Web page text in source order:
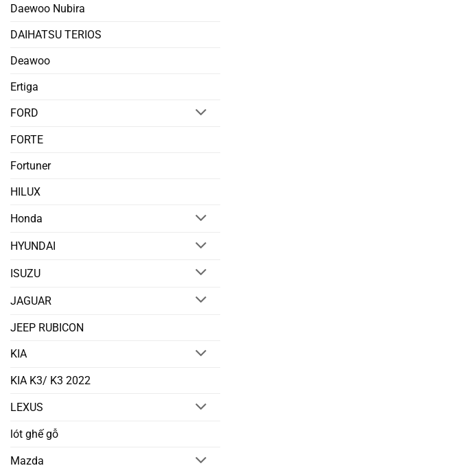
Daewoo Nubira
DAIHATSU TERIOS
Deawoo
Ertiga
FORD
FORTE
Fortuner
HILUX
Honda
HYUNDAI
ISUZU
JAGUAR
JEEP RUBICON
KIA
KIA K3/ K3 2022
LEXUS
lót ghế gỗ
Mazda